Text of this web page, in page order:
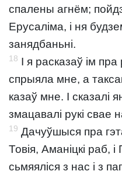
спалены агнём;
Ерусаліма, і ня
занядбаньні.
18 І я расказаў ім
спрыяла мне, а
казаў мне. І сказалі
змацавалі рукі свае
19 Дачуўшыся пра
Товія, Аманіцкі раб,
сьмяяліся з нас і з